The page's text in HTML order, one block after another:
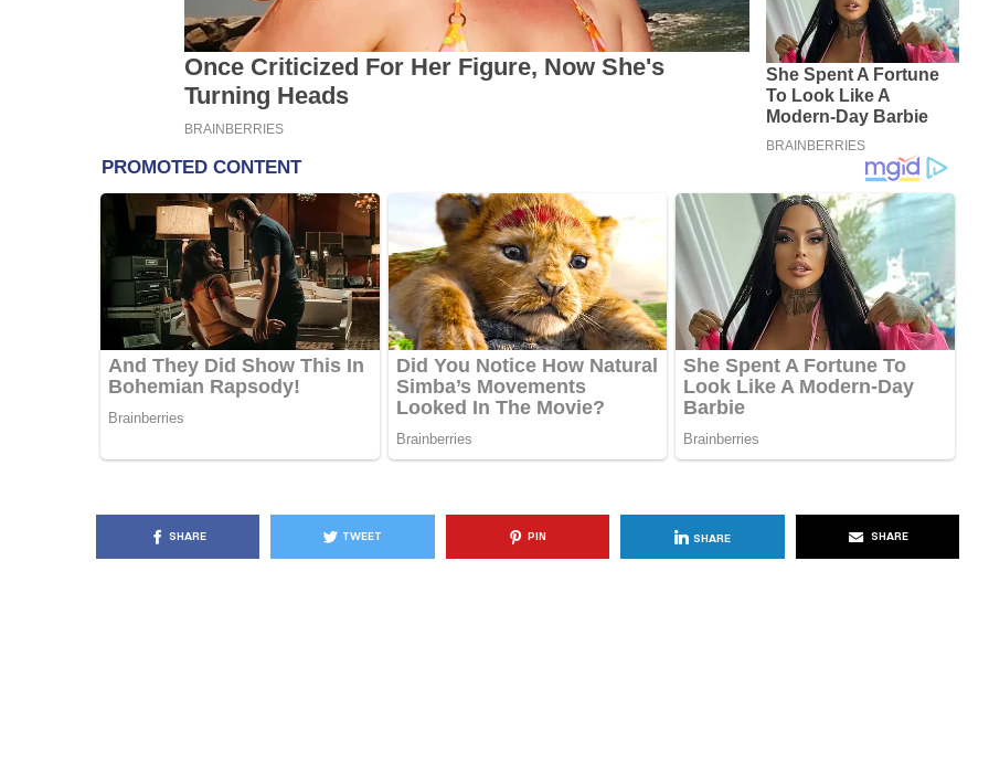
SHARE TWEET PIN SHARE SHARE
KËSHILLA & IDE
Pse Nuk Duhet të Përdorni
Letrën e Aluminit për Ruajtjen
e Ushqimeve
7 QERSHOR, 2025
KËSHILLA & IDE
Rreziqet dhe Problemet që
Vijnë Nga Akulloret e
Vjetëruara
AGROWEB 10 QERSHOR, 2025